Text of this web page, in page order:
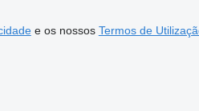
e os nossos Termos de